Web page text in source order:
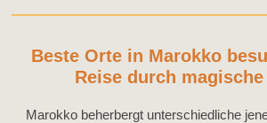
Beste Orte in Marokko
Reise durch
Marokko beherbergt unterschiedliche